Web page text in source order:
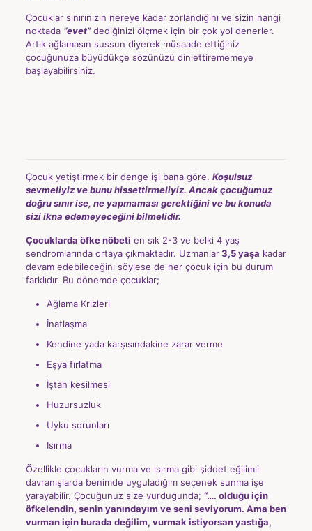
Çocuklar sınırınızın nereye kadar zorlandığını ve sizin hangi
noktada “evet” dediğinizi ölçmek için bir çok yol denerler.
Artık ağlamasın sussun diyerek müsaade ettiğiniz
çocuğunuza büyüdükçe sözünüzü dinlettirememeye
başlayabilirsiniz.
Çocuk yetiştirmek bir denge işi bana göre. Koşulsuz
sevmeliyiz ve bunu hissettirmeliyiz. Ancak çocuğumuz
doğru sınır ise, ne yapmaması gerektiğini ve bu konuda
sizi ikna edemeyeceğini bilmelidir.
Çocuklarda öfke nöbeti en sık 2-3 ve belki 4 yaş
sendromlarında ortaya çıkmaktadır. Uzmanlar3,5 yaşa kadar
devam edebileceğini söylese de her çocuk için bu durum
farklıdır. Bu dönemde çocuklar;
Ağlama Krizleri
İnatlaşma
Kendine yada karşısındakine zarar verme
Eşya fırlatma
İştah kesilmesi
Huzursuzluk
Uyku sorunları
Isırma
Özellikle çocukların vurma ve ısırma gibi şiddet eğilimli
davranışlarda benimde uyguladığım seçenek sunma işe
yarayabilir. Çocuğunuz size vurduğunda; “…. olduğu için
öfkelendin, senin yanındayım ve seni seviyorum. Ama ben
vurman için burada değilim, vurmak istiyorsan yastığa,